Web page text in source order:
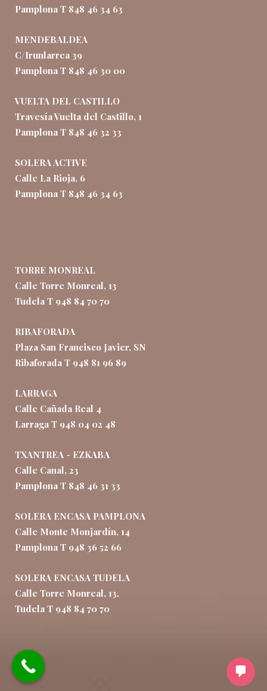
Pamplona T 848 46 34 63
MENDEBALDEA
C/Irunlarrea 39
Pamplona T 848 46 30 00
VUELTA DEL CASTILLO
Travesía Vuelta del Castillo, 1
Pamplona T 848 46 32 33
SOLERA ACTIVE
Calle La Rioja, 6
Pamplona T 848 46 34 63
TORRE MONREAL
Calle Torre Monreal, 13
Tudela T 948 84 70 70
RIBAFORADA
Plaza San Francisco Javier, SN
Ribaforada T 948 81 96 89
LARRAGA
Calle Cañada Real 4
Larraga T 948 04 02 48
TXANTREA - EZKABA
Calle Canal, 23
Pamplona T 848 46 31 33
SOLERA ENCASA PAMPLONA
Calle Monte Monjardín, 14
Pamplona T 948 36 52 66
SOLERA ENCASA TUDELA
Calle Torre Monreal, 13,
Tudela T 948 84 70 70